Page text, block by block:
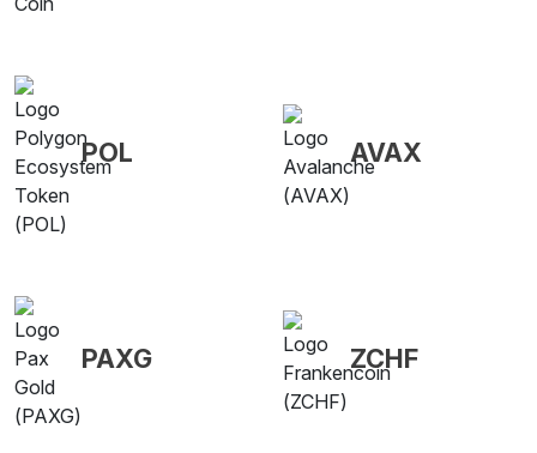
POL AVAX
PAXG ZCHF